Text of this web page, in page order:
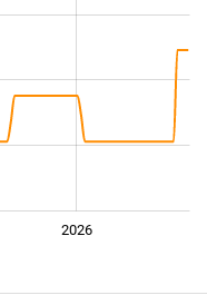
2026